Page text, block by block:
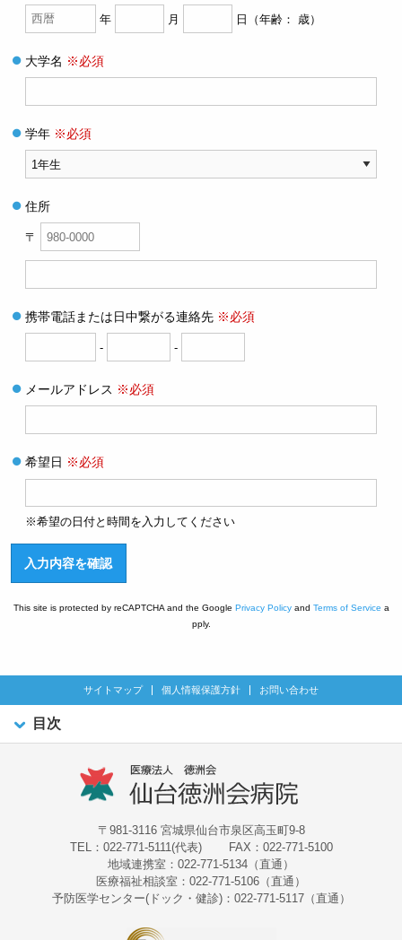
年 月 日（年齢： 歳）
大学名 ※必須
学年 ※必須
住所
〒
携帯電話または日中繋がる連絡先 ※必須
- -
メールアドレス ※必須
希望日 ※必須
※希望の日付と時間を入力してください
This site is protected by reCAPTCHA and the Google Privacy Policyand Terms of Service a
pply.
サイトマップ 個人情報保護方針 お問い合わせ
目次
〒981-3116 宮城県仙台市泉区高玉町9-8
TEL：022-771-5111(代表)
FAX：022-771-5100
地域連携室：022-771-5134（直通）
医療福祉相談室：022-771-5106（直通）
予防医学センター(ドック・健診)：022-771-5117（直通）